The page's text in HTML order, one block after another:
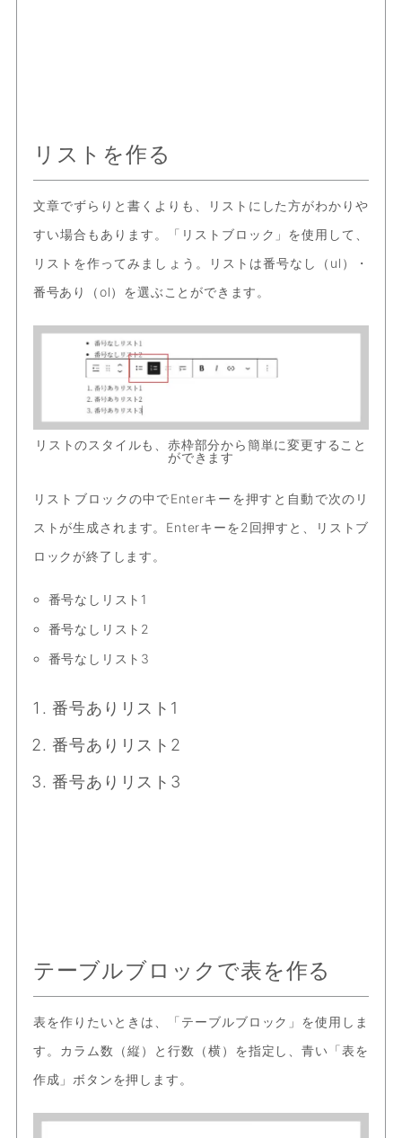
リストを作る
文章でずらりと書くよりも、リストにした方がわかりや
すい場合もあります。「リストブロック」を使用して、
リストを作ってみましょう。リストは番号なし（ul）・
番号あり（ol）を選ぶことができます。
リストのスタイルも、赤枠部分から簡単に変更すること
ができます
リストブロックの中でEnterキーを押すと自動で次のリ
ストが生成されます。Enterキーを2回押すと、リストブ
ロックが終了します。
番号なしリスト1
番号なしリスト2
番号なしリスト3
番号ありリスト1
番号ありリスト2
番号ありリスト3
テーブルブロックで表を作る
表を作りたいときは、「テーブルブロック」を使用しま
す。カラム数（縦）と行数（横）を指定し、青い「表を
作成」ボタンを押します。